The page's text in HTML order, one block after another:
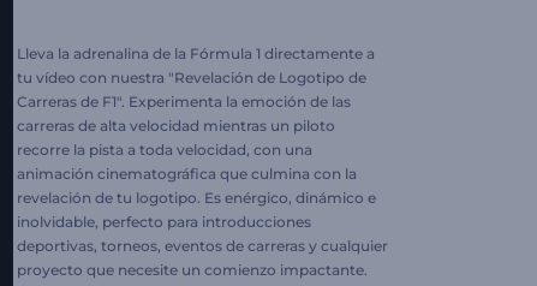
Lleva la adrenalina de la Fórmula 1 directamente a
tu vídeo con nuestra "Revelación de Logotipo de
Carreras de F1". Experimenta la emoción de las
carreras de alta velocidad mientras un piloto
recorre la pista a toda velocidad, con una
animación cinematográfica que culmina con la
revelación de tu logotipo. Es enérgico, dinámico e
inolvidable, perfecto para introducciones
deportivas, torneos, eventos de carreras y cualquier
proyecto que necesite un comienzo impactante.